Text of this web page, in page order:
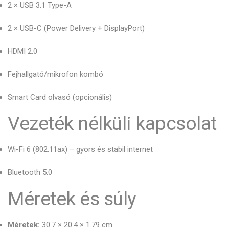
2 × USB 3.1 Type-A
2 × USB-C (Power Delivery + DisplayPort)
HDMI 2.0
Fejhallgató/mikrofon kombó
Smart Card olvasó (opcionális)
Vezeték nélküli kapcsolat
Wi-Fi 6 (802.11ax) – gyors és stabil internet
Bluetooth 5.0
Méretek és súly
Méretek: 30.7 × 20.4 × 1.79 cm